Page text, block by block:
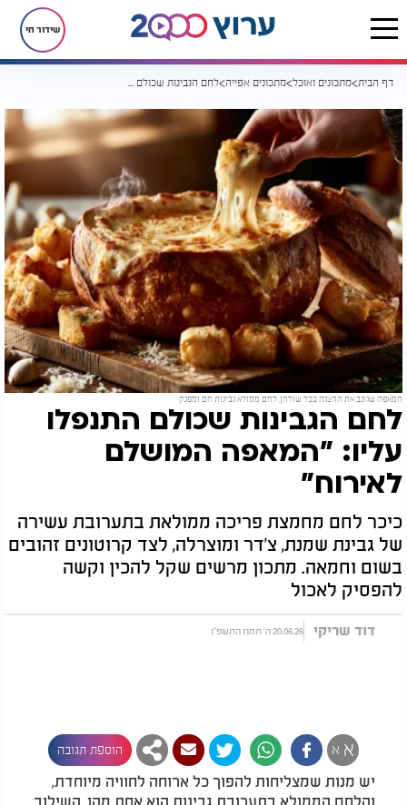
שידור חי
דף הבית מתכונים ואוכל מתכונים אפייה לחם הגבינות שכולם התנפלו עליו: "המאפה המושלם לאירוח"
המאפה שגונב את ההצגה בכל שולחן, לחם ממולא גבינות חם ומפנק
לחם הגבינות שכולם התנפלו
עליו: "המאפה המושלם
לאירוח"
כיכר לחם מחמצת פריכה ממולאת בתערובת עשירה
של גבינת שמנת, צ'דר ומוצרלה, לצד קרוטונים זהובים
בשום וחמאה. מתכון מרשים שקל להכין וקשה
להפסיק לאכול
דוד שריקי 20.06.26 ה' תמוז התשפ"ו
א א הוספת תגובה
יש מנות שמצליחות להפוך כל ארוחה לחוויה מיוחדת,
והלחם הממולא בתערובת גבינות הוא אחת מהן. השילוב